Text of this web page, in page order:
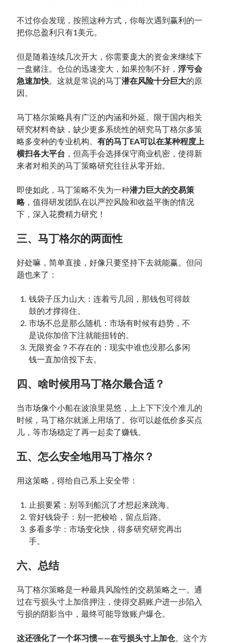
不过你会发现，按照这种方式，你每次遇到赢利的一
把你总盈利只有1美元。
但是随着连续几次开大，你需要庞大的资金来继续下
一盘赌注。仓位的迅速变大，如果控制不好，浮亏会
急速加快。这就是常说的马丁潜在风险十分巨大的原
因。
马丁格尔策略具有广泛的内涵和外延。限于国内相关
研究材料奇缺，缺少更多系统性的研究马丁格尔多策
略多变种的专业机构。有的马丁EA可以在某种程度上
横扫各大平台 ，但高手会选择保守商业机密，使得新
来者对相关的马丁策略研究往往从零开始。
即使如此，马丁策略不失为一种潜力巨大的交易策
略，值得研发团队在以严控风险和收益平衡的情况
下，深入花费精力研究！
三、马丁格尔的两面性
好处嘛，简单直接，好像只要坚持下去就能赢。但问
题也来了：
钱袋子压力山大：连着亏几回，那钱包可得鼓
鼓的才撑得住。
市场不总是那么随机：市场有时候有趋势，不
是说你加倍下注就能扭转的。
无限资金？不存在的：现实中谁也没那么多闲
钱一直加倍投下去。
四、啥时候用马丁格尔最合适？
当市场像个小船在波浪里晃悠，上上下下没个准儿的
时候，马丁格尔就派上用场了。你可以趁低价多买点
儿，等市场稳定了再一起卖了赚钱。
五、怎么安全地用马丁格尔？
用这策略，得给自己系上安全带：
止损要紧：别等到船沉了才想起来跳海。
管好钱袋子：别一把梭哈，留点后路。
多看多学：市场变化快，得多研究研究再出
手。
六、总结
马丁格尔策略是一种最具风险性的交易策略之一。通
过在亏损头寸上加倍押注，使得交易账户进一步陷入
亏损的阴影当中，最终可能导致账户爆仓。
这还强化了一个坏习惯——在亏损头寸上加仓。这个方